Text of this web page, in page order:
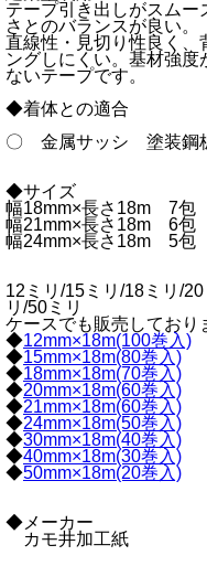
テープ引き出しがスムー
さとのバランスが良い。
直線性・見切り性良く、
ングしにくい。基材強
ないテープです。
◆着体との適合
〇 金属サッシ 塗装鋼
◆サイズ
幅18mm×長さ18m 7包
幅21mm×長さ18m 6包
幅24mm×長さ18m 5包
12ミリ/15ミリ/18ミリ/
リ/50ミリ
ケースでも販売しており
◆12mm×18m(100巻入)
◆15mm×18m(80巻入)
◆18mm×18m(70巻入)
◆20mm×18m(60巻入)
◆21mm×18m(60巻入)
◆24mm×18m(50巻入)
◆30mm×18m(40巻入)
◆40mm×18m(30巻入)
◆50mm×18m(20巻入)
◆メーカー
カモ井加工紙